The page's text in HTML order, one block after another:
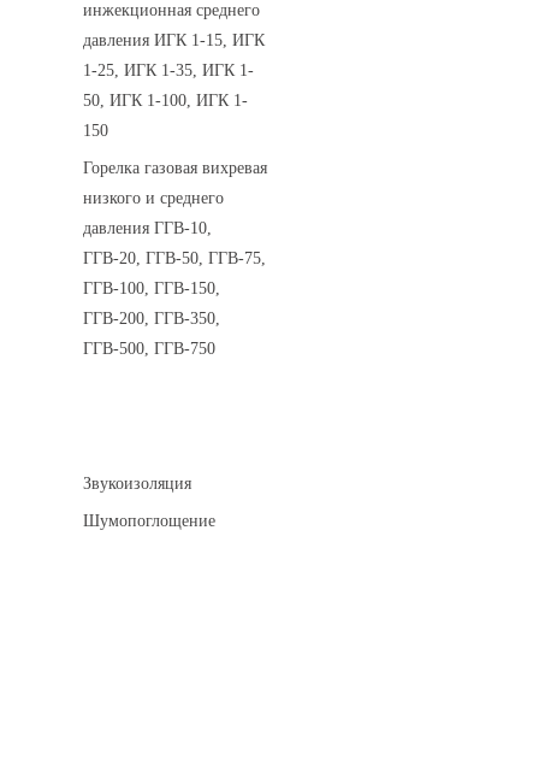
инжекционная среднего
давления ИГК 1-15, ИГК
1-25, ИГК 1-35, ИГК 1-
50, ИГК 1-100, ИГК 1-
150
Горелка газовая вихревая
низкого и среднего
давления ГГВ-10,
ГГВ-20, ГГВ-50, ГГВ-75,
ГГВ-100, ГГВ-150,
ГГВ-200, ГГВ-350,
ГГВ-500, ГГВ-750
Звукоизоляция
Шумопоглощение